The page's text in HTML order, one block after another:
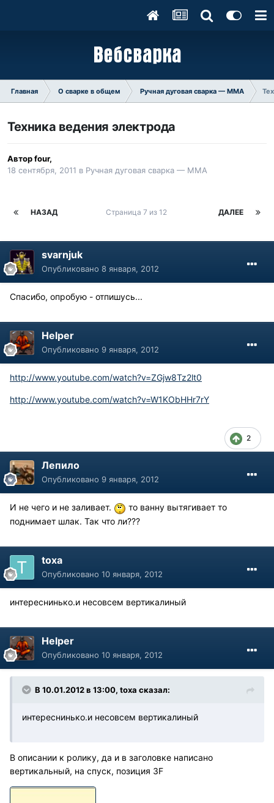
Главная О сварке в общем Ручная дуговая сварка — ММA
Техника ведения электрода
Авторfour,
18 сентября, 2011 в Ручная дуговая сварка — ММA
НАЗАД ДАЛЕЕ
Страница 7 из 12
svarnjuk
Опубликовано 8 января, 2012
Спасибо, опробую - отпишусь...
Helper
Опубликовано 9 января, 2012
http://www.youtube.com/watch?v=ZGjw8Tz2lt0
http://www.youtube.com/watch?v=W1KObHHr7rY
2
Лепило
Опубликовано 9 января, 2012
И не чего и не заливает.
то ванну вытягивает то
поднимает шлак. Так что ли???
toxa
Опубликовано 10 января, 2012
интереснинько.и несовсем вертикалиный
Helper
Опубликовано 10 января, 2012
В 10.01.2012 в 13:00, toxa сказал:
интереснинько.и несовсем вертикалиный
В описании к ролику, да и в заголовке написано
вертикальный, на спуск, позиция 3F